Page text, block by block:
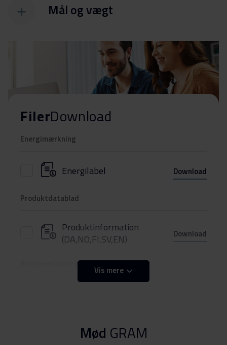
Mål og vægt
FilerDownload
Energimærkning
Energilabel Download
Produktdatablad
Produktinformation
(DA,NO,FI,SV,EN)
Download
Brugervejledning
Sikkerhedsoplysninger og
advarsler (NO)
Vis mere
Mød GRAM